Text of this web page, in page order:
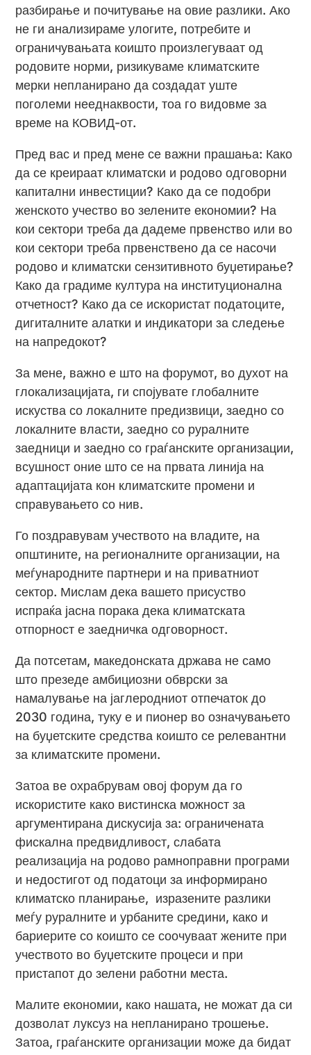
разбирање и почитување на овие разлики. Ако
не ги анализираме улогите, потребите и
ограничувањата коишто произлегуваат од
родовите норми, ризикуваме климатските
мерки непланирано да создадат уште
поголеми нееднаквости, тоа го видовме за
време на КОВИД-от.
Пред вас и пред мене се важни прашања: Како
да се креираат климатски и родово одговорни
капитални инвестиции? Како да се подобри
женското учество во зелените економии? На
кои сектори треба да дадеме првенство или во
кои сектори треба првенствено да се насочи
родово и климатски сензитивното буџетирање?
Како да градиме култура на институционална
отчетност? Како да се искористат податоците,
дигиталните алатки и индикатори за следење
на напредокот?
За мене, важно е што на форумот, во духот на
глокализацијата, ги спојувате глобалните
искуства со локалните предизвици, заедно со
локалните власти, заедно со руралните
заедници и заедно со граѓанските организации,
всушност оние што се на првата линија на
адаптацијата кон климатските промени и
справувањето со нив.
Го поздравувам учеството на владите, на
општините, на регионалните организации, на
меѓународните партнери и на приватниот
сектор. Мислам дека вашето присуство
испраќа јасна порака дека климатската
отпорност е заедничка одговорност.
Да потсетам, македонската држава не само
што презеде амбициозни обврски за
намалување на јаглеродниот отпечаток до
2030 година, туку е и пионер во означувањето
на буџетските средства коишто се релевантни
за климатските промени.
Затоа ве охрабрувам овој форум да го
искористите како вистинска можност за
аргументирана дискусија за: ограничената
фискална предвидливост, слабата
реализација на родово рамноправни програми
и недостигот од податоци за информирано
климатско планирање, изразените разлики
меѓу руралните и урбаните средини, како и
бариерите со коишто се соочуваат жените при
учеството во буџетските процеси и при
пристапот до зелени работни места.
Малите економии, како нашата, не можат да си
дозволат луксуз на непланирано трошење.
Затоа, граѓанските организации може да бидат